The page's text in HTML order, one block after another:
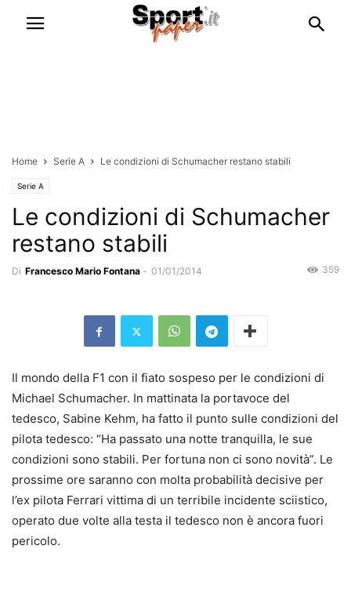
Home Serie A Le condizioni di Schumacher restano stabili
Serie A
Le condizioni di Schumacher
restano stabili
Di Francesco Mario Fontana - 01/01/2014 359
Il mondo della F1 con il fiato sospeso per le condizioni di
Michael Schumacher. In mattinata la portavoce del
tedesco, Sabine Kehm, ha fatto il punto sulle condizioni del
pilota tedesco: “Ha passato una notte tranquilla, le sue
condizioni sono stabili. Per fortuna non ci sono novità”. Le
prossime ore saranno con molta probabilità decisive per
l’ex pilota Ferrari vittima di un terribile incidente sciistico,
operato due volte alla testa il tedesco non è ancora fuori
pericolo.